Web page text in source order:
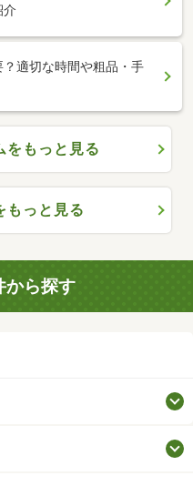
介
適切な時間や粗品・手
をもっと見る
もっと見る
から探す